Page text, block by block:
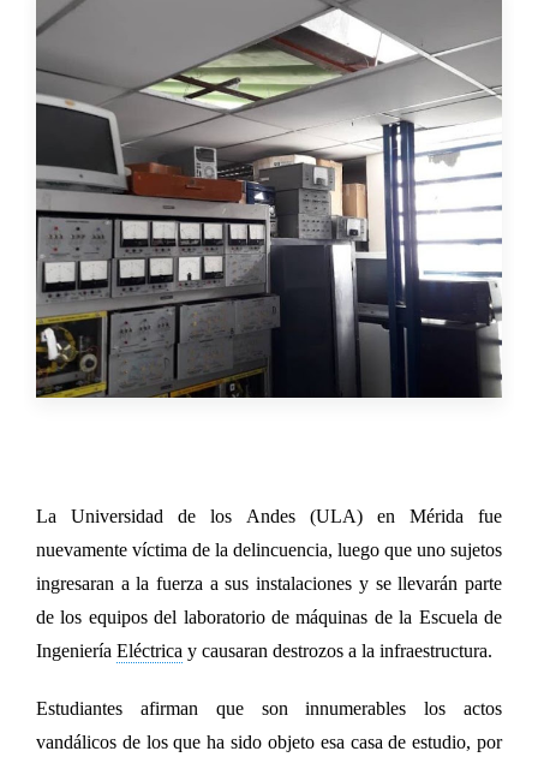
La Universidad de los Andes (ULA) en Mérida fue
nuevamente víctima de la delincuencia, luego que uno sujetos
ingresaran a la fuerza a sus instalaciones y se llevarán parte
de los equipos del laboratorio de máquinas de la Escuela de
Ingeniería Eléctrica y causaran destrozos a la infraestructura.
Estudiantes afirman que
son innumerables los actos
vandálicos de los que ha sido objeto esa casa de estudio, por